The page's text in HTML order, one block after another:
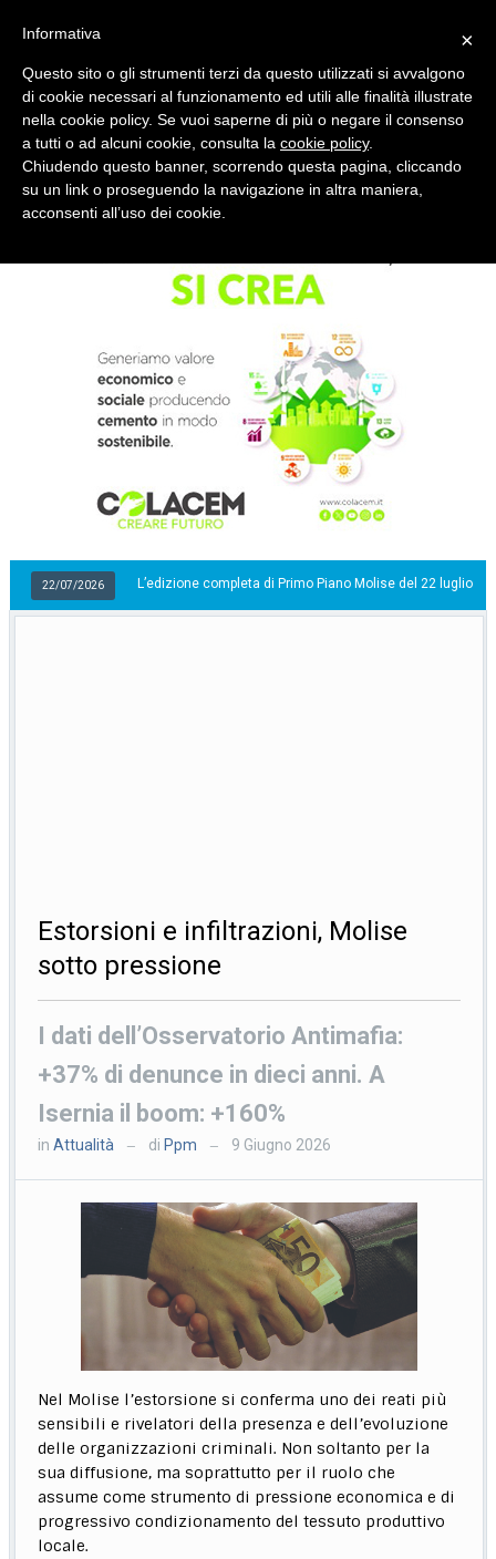
Quotidiano d'informazione distribuito in Molise con
L’edizione completa di Primo Piano Molise del 22 luglio 22/07/
Estorsioni e infiltrazioni, Molise
sotto pressione
I dati dell’Osservatorio Antimafia:
+37% di denunce in dieci anni. A
Isernia il boom: +160%
inAttualità — di Ppm — 9 Giugno 2026
Nel Molise l’estorsione si conferma uno dei reati più
sensibili e rivelatori della presenza e dell’evoluzione
delle organizzazioni criminali. Non soltanto per la
sua diffusione, ma soprattutto per il ruolo che
assume come strumento di pressione economica e di
progressivo condizionamento del tessuto produttivo
locale.
×
Informativa
Questo sito o gli strumenti terzi da questo utilizzati si avvalgono
di cookie necessari al funzionamento ed utili alle finalità illustrate
nella cookie policy. Se vuoi saperne di più o negare il consenso
a tutti o ad alcuni cookie, consulta la cookie policy.
Chiudendo questo banner, scorrendo questa pagina, cliccando
su un link o proseguendo la navigazione in altra maniera,
acconsenti all’uso dei cookie.